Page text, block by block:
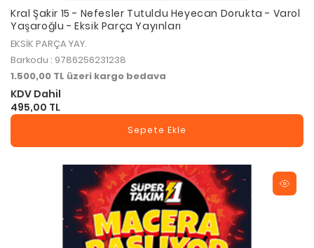
Kral Şakir 15 - Nefesler Tutuldu Heyecan Dorukta - Varol
Yaşaroğlu - Eksik Parça Yayınları
EKSİK PARÇA YAY.
Barkodu : 9786256231238
1.500,00 TL üzeri kargo bedava
KDV Dahil
495,00 TL
Sepete Ekle